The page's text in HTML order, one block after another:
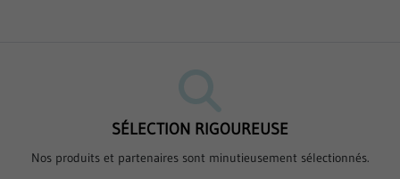
SÉLECTION RIGOUREUSE
Nos produits et partenaires sont minutieusement sélectionnés.